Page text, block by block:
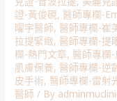
證-黃俊硯, 醫師專欄-
曜宇醫師, 醫師專欄-崔
拉提緊緻, 醫師專欄-提
欄-熱門文章, 醫師專欄
肌膚保養, 醫師專欄-逆
皮手術, 醫師專欄-雷射
醫師 / By